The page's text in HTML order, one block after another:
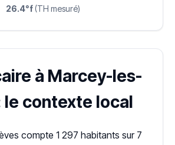
26.4°f (TH mesuré)
à Marcey-les-
le contexte local
compte 1 297 habitants sur 7